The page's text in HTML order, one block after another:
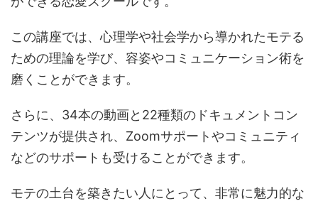
この講座では、心理学や社会学から導かれたモテる
ための理論を学び、容姿やコミュニケーション術を
磨くことができます。
さらに、34本の動画と22種類のドキュメントコン
テンツが提供され、Zoomサポートやコミュニティ
などのサポートも受けることができます。
モテの土台を築きたい人にとって、非常に魅力的な